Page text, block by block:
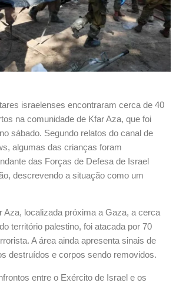
israelenses encontraram cerca de 40
na comunidade de Kfar Aza, que foi
sábado. Segundo relatos do canal de
algumas das crianças foram
das Forças de Defesa de Israel
descrevendo a situação como um
Aza, localizada próxima a Gaza, a cerca
território palestino, foi atacada por 70
A área ainda apresenta sinais de
destruídos e corpos sendo removidos.
entre o Exército de Israel e os